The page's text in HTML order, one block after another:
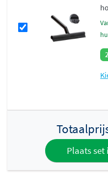
vandaag besteld, maandag in
Plaats